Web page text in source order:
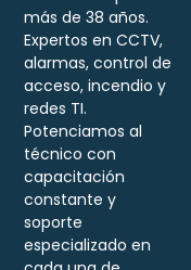
más de 38 años.
Expertos en CCTV,
alarmas, control de
acceso, incendio y
redes TI.
Potenciamos al
técnico con
capacitación
constante y
soporte
especializado en